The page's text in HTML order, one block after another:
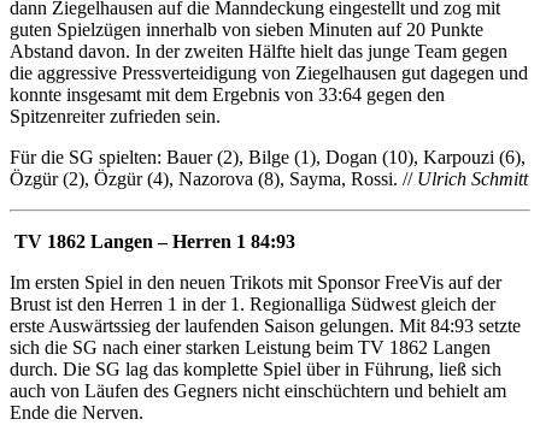
dann Ziegelhausen auf die Manndeckung eingestellt und zog mit
guten Spielzügen innerhalb von sieben Minuten auf 20 Punkte
Abstand davon. In der zweiten Hälfte hielt das junge Team gegen
die aggressive Pressverteidigung von Ziegelhausen gut dagegen und
konnte insgesamt mit dem Ergebnis von 33:64 gegen den
Spitzenreiter zufrieden sein.
Für die SG spielten: Bauer (2), Bilge (1), Dogan (10), Karpouzi (6),
Özgür (2), Özgür (4), Nazorova (8), Sayma, Rossi. // Ulrich Schmitt
TV 1862 Langen – Herren 1 84:93
Im ersten Spiel in den neuen Trikots mit Sponsor FreeVis auf der
Brust ist den Herren 1 in der 1. Regionalliga Südwest gleich der
erste Auswärtssieg der laufenden Saison gelungen. Mit 84:93 setzte
sich die SG nach einer starken Leistung beim TV 1862 Langen
durch. Die SG lag das komplette Spiel über in Führung, ließ sich
auch von Läufen des Gegners nicht einschüchtern und behielt am
Ende die Nerven.